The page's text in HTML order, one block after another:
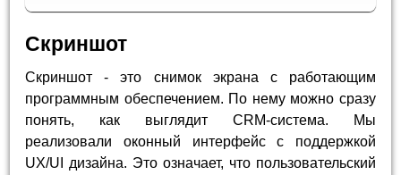
Скриншот
Скриншот - это снимок экрана с работающим
программным обеспечением. По нему можно сразу
понять, как выглядит CRM-система. Мы
реализовали оконный интерфейс с поддержкой
UX/UI дизайна. Это означает, что пользовательский